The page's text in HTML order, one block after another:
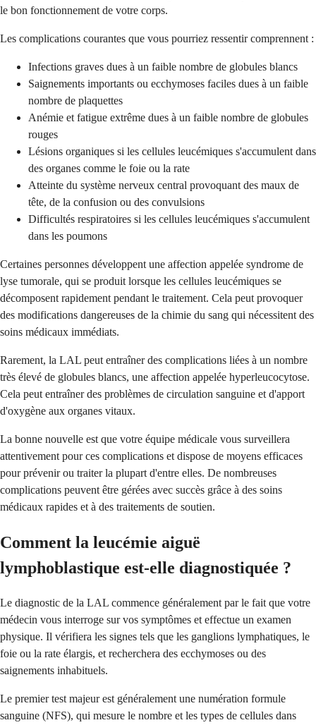
le bon fonctionnement de votre corps.
Les complications courantes que vous pourriez ressentir comprennent :
Infections graves dues à un faible nombre de globules blancs
Saignements importants ou ecchymoses faciles dues à un faible
nombre de plaquettes
Anémie et fatigue extrême dues à un faible nombre de globules
rouges
Lésions organiques si les cellules leucémiques s'accumulent dans
des organes comme le foie ou la rate
Atteinte du système nerveux central provoquant des maux de
tête, de la confusion ou des convulsions
Difficultés respiratoires si les cellules leucémiques s'accumulent
dans les poumons
Certaines personnes développent une affection appelée syndrome de
lyse tumorale, qui se produit lorsque les cellules leucémiques se
décomposent rapidement pendant le traitement. Cela peut provoquer
des modifications dangereuses de la chimie du sang qui nécessitent des
soins médicaux immédiats.
Rarement, la LAL peut entraîner des complications liées à un nombre
très élevé de globules blancs, une affection appelée hyperleucocytose.
Cela peut entraîner des problèmes de circulation sanguine et d'apport
d'oxygène aux organes vitaux.
La bonne nouvelle est que votre équipe médicale vous surveillera
attentivement pour ces complications et dispose de moyens efficaces
pour prévenir ou traiter la plupart d'entre elles. De nombreuses
complications peuvent être gérées avec succès grâce à des soins
médicaux rapides et à des traitements de soutien.
Comment la leucémie aiguë
lymphoblastique est-elle diagnostiquée ?
Le diagnostic de la LAL commence généralement par le fait que votre
médecin vous interroge sur vos symptômes et effectue un examen
physique. Il vérifiera les signes tels que les ganglions lymphatiques, le
foie ou la rate élargis, et recherchera des ecchymoses ou des
saignements inhabituels.
Le premier test majeur est généralement une numération formule
sanguine (NFS), qui mesure le nombre et les types de cellules dans